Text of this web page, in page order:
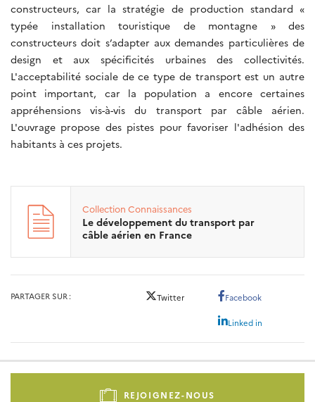
constructeurs, car la stratégie de production standard «
typée installation touristique de montagne » des
constructeurs doit s’adapter aux demandes particulières de
design et aux spécificités urbaines des collectivités.
L'acceptabilité sociale de ce type de transport est un autre
point important, car la population a encore certaines
appréhensions vis-à-vis du transport par câble aérien.
L'ouvrage propose des pistes pour favoriser l'adhésion des
habitants à ces projets.
Collection Connaissances
Le développement du transport par
câble aérien en France
PARTAGER SUR Twitter Facebook
Linked in
Pied
REJOIGNEZ-NOUS